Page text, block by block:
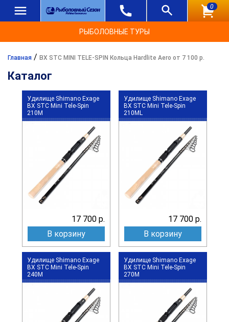
0
РЫБОЛОВНЫЕ ТУРЫ
Главная / BX STC MINI TELE-SPIN Кольца Hardlite Aero от 7 100 р.
Каталог
Удилище Shimano Exage
BX STC Mini Tele-Spin
210M
17 700 р.
В корзину
Удилище Shimano Exage
BX STC Mini Tele-Spin
210ML
17 700 р.
В корзину
Удилище Shimano Exage
BX STC Mini Tele-Spin
240M
Удилище Shimano Exage
BX STC Mini Tele-Spin
270M